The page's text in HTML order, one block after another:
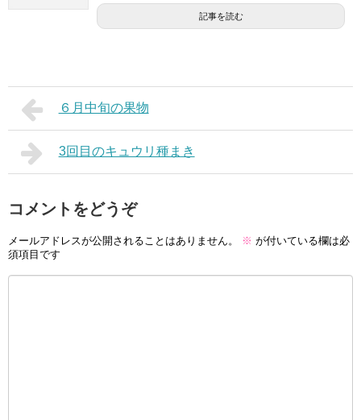
記事を読む
６月中旬の果物
3回目のキュウリ種まき
コメントをどうぞ
メールアドレスが公開されることはありません。 ※ が付いている欄は必
須項目です